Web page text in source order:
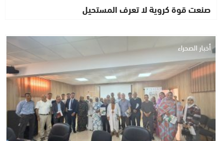
صنعت قوة كروية لا تعرف المستحيل
أخبار الصحراء